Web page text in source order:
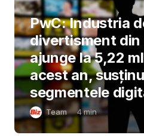
PwC: Industria
divertisment din
ajunge la 5,22
acest an,
segmentele
Team 4min